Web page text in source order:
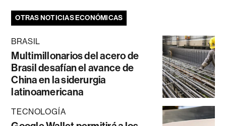
OTRAS NOTICIAS ECONÓMICAS
BRASIL
Multimillonarios del acero de
Brasil desafían el avance de
China en la siderurgia
latinoamericana
TECNOLOGÍA